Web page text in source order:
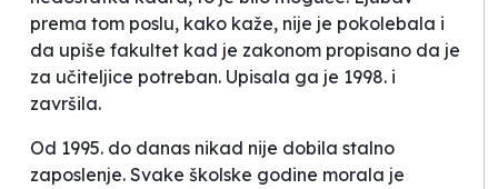
prema tom poslu, kako kaže, nije je pokolebala i
da upiše fakultet kad je zakonom propisano da je
za učiteljice potreban. Upisala ga je 1998. i
završila.
Od 1995. do danas nikad nije dobila stalno
zaposlenje. Svake školske godine morala je